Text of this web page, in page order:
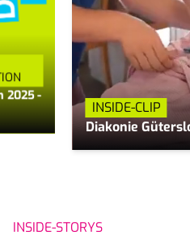
2025 -
INSIDE-CLIP
Diakonie
INSIDE-STORYS